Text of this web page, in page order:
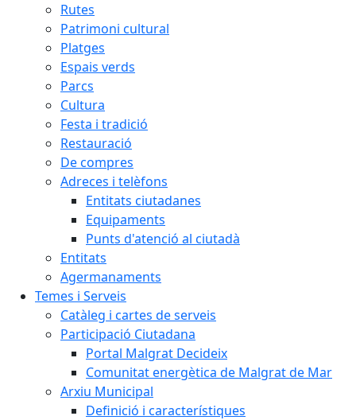
Rutes
Patrimoni cultural
Platges
Espais verds
Parcs
Cultura
Festa i tradició
Restauració
De compres
Adreces i telèfons
Entitats ciutadanes
Equipaments
Punts d'atenció al ciutadà
Entitats
Agermanaments
Temes i Serveis
Catàleg i cartes de serveis
Participació Ciutadana
Portal Malgrat Decideix
Comunitat energètica de Malgrat de Mar
Arxiu Municipal
Definició i característiques